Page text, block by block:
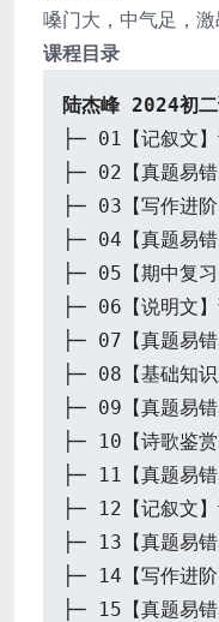
嗓门大，中气足，
课程目录
陆杰峰 2024初
├─ 01【记叙文
├─ 02【真题易
├─ 03【写作进
├─ 04【真题易
├─ 05【期中复
├─ 06【说明文
├─ 07【真题易
├─ 08【基础知
├─ 09【真题易
├─ 10【诗歌鉴
├─ 11【真题易
├─ 12【记叙文
├─ 13【真题易
├─ 14【写作进
├─ 15【真题易